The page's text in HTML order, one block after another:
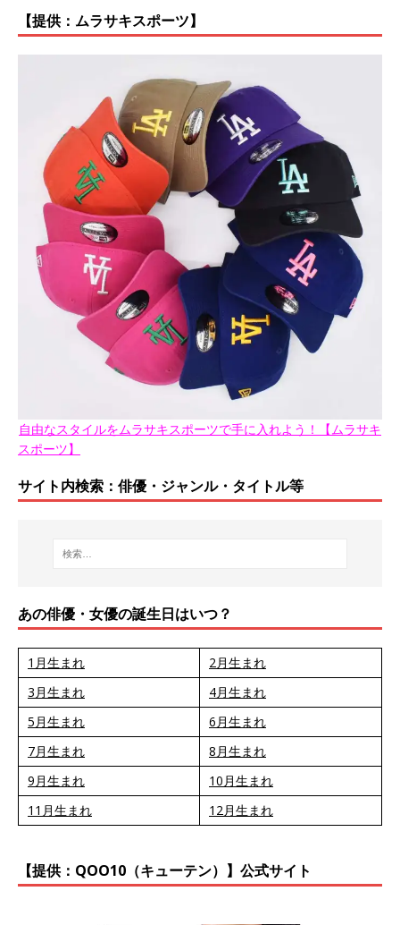
【提供：ムラサキスポーツ】
自由なスタイルをムラサキスポーツで手に入れよう！【ムラサキ
スポーツ】
サイト内検索：俳優・ジャンル・タイトル等
あの俳優・女優の誕生日はいつ？
1月生まれ
2月生まれ
3月生まれ
4月生まれ
5月生まれ
6月生まれ
7月生まれ
8月生まれ
9月生まれ
10月生まれ
11月生まれ
12月生まれ
【提供：QOO10（キューテン）】公式サイト